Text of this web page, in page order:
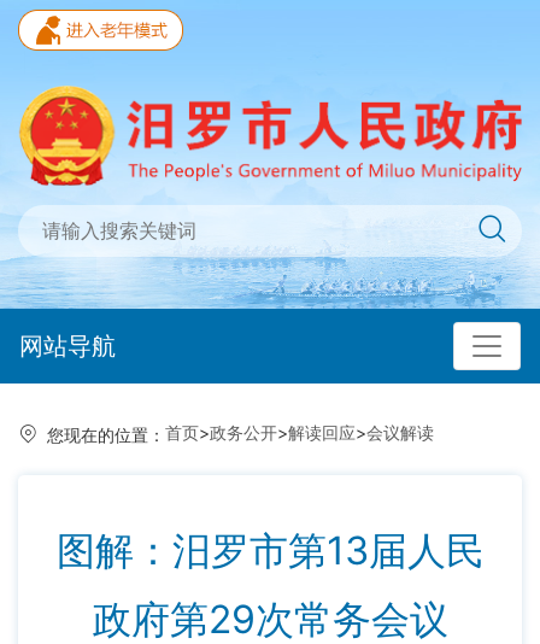
网站导航
您现在的位置： 首页>政务公开>解读回应>会议解读
图解：汨罗市第13届人民
政府第29次常务会议